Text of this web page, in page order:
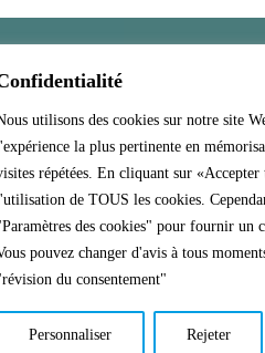
utilisons des cookies sur notre site
la plus pertinente en
répétées. En cliquant sur «Accepter
de TOUS les cookies.
des cookies" pour fournir un
pouvez changer d'avis à tous
du consentement"
Personnaliser Rejeter